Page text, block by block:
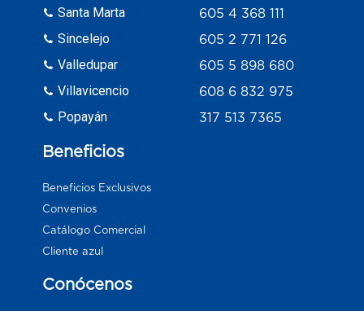
Santa Marta
Sincelejo
Valledupar
Villavicencio
Popayán
605 4 368 111
605 2 771 126
605 5 898 680
608 6 832 975
317 513 7365
Beneficios
Beneficios Exclusivos
Convenios
Catálogo Comercial
Cliente azul
Conócenos